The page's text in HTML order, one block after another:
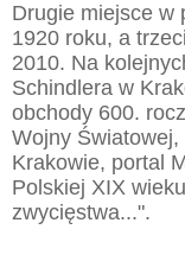
Drugie miejsce w
1920 roku, a
2010. Na
Schindlera w
obchody 600.
Wojny
Krakowie, portal
Polskiej XIX
zwycięstwa...".